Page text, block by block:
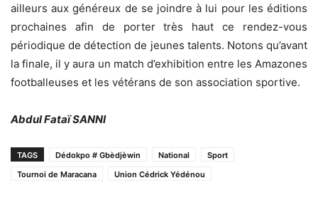
ailleurs aux généreux de se joindre à lui pour les éditions
prochaines afin de porter très haut ce rendez-vous
périodique de détection de jeunes talents. Notons qu’avant
la finale, il y aura un match d’exhibition entre les Amazones
footballeuses et les vétérans de son association sportive.
Abdul Fataï SANNI
TAGS Dédokpo # Gbèdjèwin National
Sport
Tournoi de Maracana
Union Cédrick Yédénou